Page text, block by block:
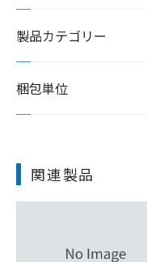
製品カテゴリー
梱包単位
関連製品